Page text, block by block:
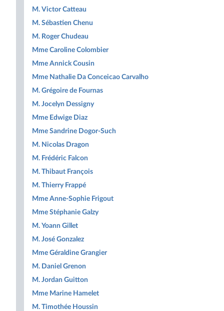
M. Victor Catteau
M. Sébastien Chenu
M. Roger Chudeau
Mme Caroline Colombier
Mme Annick Cousin
Mme Nathalie Da Conceicao Carvalho
M. Grégoire de Fournas
M. Jocelyn Dessigny
Mme Edwige Diaz
Mme Sandrine Dogor-Such
M. Nicolas Dragon
M. Frédéric Falcon
M. Thibaut François
M. Thierry Frappé
Mme Anne-Sophie Frigout
Mme Stéphanie Galzy
M. Yoann Gillet
M. José Gonzalez
Mme Géraldine Grangier
M. Daniel Grenon
M. Jordan Guitton
Mme Marine Hamelet
M. Timothée Houssin